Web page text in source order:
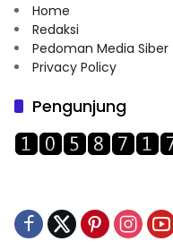
Home
Redaksi
Pedoman Media Siber
Privacy Policy
Pengunjung